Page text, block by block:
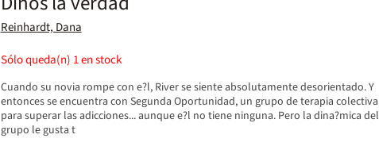
Reinhardt, Dana
Sólo queda(n) 1en stock
Cuando su novia rompe con e?l, River se siente absolutamente desorientado. Y
entonces se encuentra con Segunda Oportunidad, un grupo de terapia colectiva
para superar las adicciones... aunque e?l no tiene ninguna. Pero la dina?mica del
grupo le gusta t